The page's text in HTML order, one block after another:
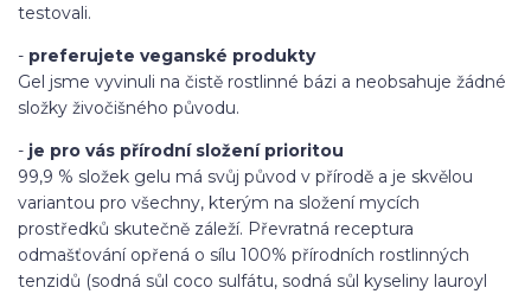
testovali.
- preferujete veganské produkty
Gel jsme vyvinuli na čistě rostlinné bázi a neobsahuje žádné
složky živočišného původu.
- je pro vás přírodní složení prioritou
99,9 % složek gelu má svůj původ v přírodě a je skvělou
variantou pro všechny, kterým na složení mycích
prostředků skutečně záleží. Převratná receptura
odmašťování opřená o sílu 100% přírodních rostlinných
tenzidů (sodná sůl coco sulfátu, sodná sůl kyseliny lauroyl